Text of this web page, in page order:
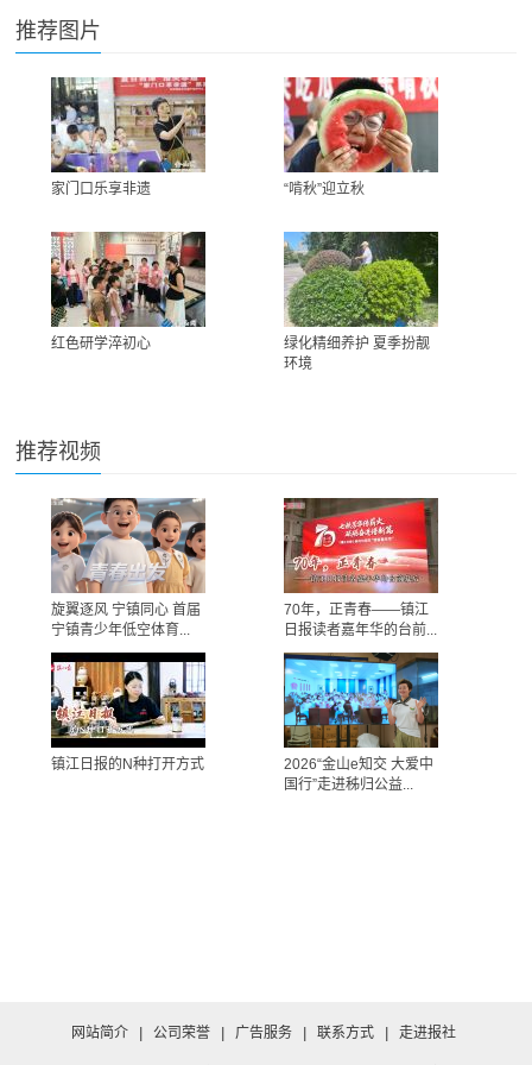
推荐图片
家门口乐享非遗 “啃秋”迎立秋
红色研学淬初心
绿化精细养护 夏季扮靓
环境
推荐视频
旋翼逐风 宁镇同心 首届
宁镇青少年低空体育...
70年，正青春——镇江
日报读者嘉年华的台前...
镇江日报的N种打开方式
2026“金山e知交 大爱中
国行”走进秭归公益...
网站简介 | 公司荣誉 | 广告服务 | 联系方式 | 走进报社